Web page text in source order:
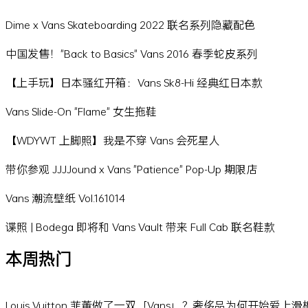
Dime x Vans Skateboarding 2022 联名系列隐藏配色
中国发售！"Back to Basics" Vans 2016 春季蛇皮系列
【上手玩】日本骚红开箱：Vans Sk8-Hi 经典红日本款
Vans Slide-On "Flame" 女生拖鞋
【WDYWT 上脚照】我是不穿 Vans 会死星人
带你参观 JJJJound x Vans "Patience" Pop-Up 期限店
Vans 潮流壁纸 Vol.161014
谍照 | Bodega 即将和 Vans Vault 带来 Full Cab 联名鞋款
本周热门
Louis Vuitton 菲董做了一双「Vans」？奢侈品为何开始爱上滑